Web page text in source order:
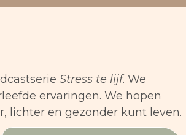
Stress te lijf. We
ervaringen. We hopen
lichter en gezonder kunt leven.